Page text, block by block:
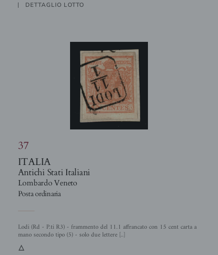
DETTAGLIO LOTTO
37
ITALIA
Antichi Stati Italiani
Lombardo Veneto
Posta ordinaria
Lodi (Rd - P.ti R3) - frammento del 11.1 affrancato con 15 cent carta a
mano secondo tipo (5) - solo due lettere [..]
3